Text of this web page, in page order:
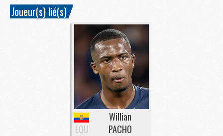
Joueur(s) lié(s)
EQU
Willian
PACHO